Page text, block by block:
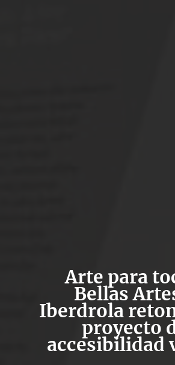
Arte para
Bellas
Iberdrola
proyecto
accesibilidad